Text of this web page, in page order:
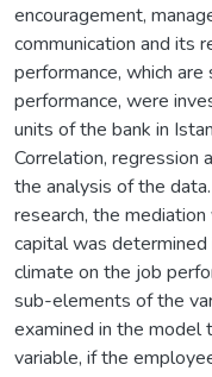
encouragement,
communication and its
performance, which
performance, were
units of the bank in
Correlation, regression
the analysis of the
research, the
capital was
climate on the job
sub-elements of the
examined in the model
variable, if the